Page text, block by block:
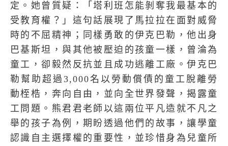
定。她曾質疑：「塔利班怎能剝奪我最基本的
受教育權？」這句話展現了馬拉拉在面對威脅
時的不屈精神；同樣勇敢的伊克巴勒，他出身
巴基斯坦，與其他被壓迫的孩童一樣，曾淪為
童工，卻毅然反抗並且成功逃離工廠。伊克巴
勒幫助超過 3,000名以勞動償債的童工脫離勞
動桎梏，奔向自由，並向全世界發聲，揭露童
工問題。熊君君老師以這兩位平凡造就不凡之
舉的孩子為例，期盼透過他們的故事，讓學童
認識自主選擇權的重要性，並珍惜身為兒童所